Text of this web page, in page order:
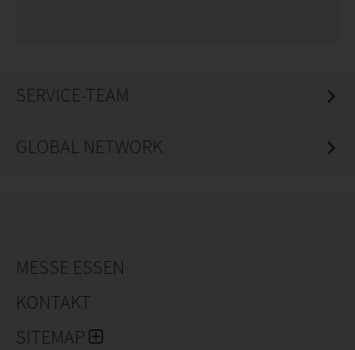
SERVICE-TEAM
GLOBAL NETWORK
MESSE ESSEN
KONTAKT
SITEMAP